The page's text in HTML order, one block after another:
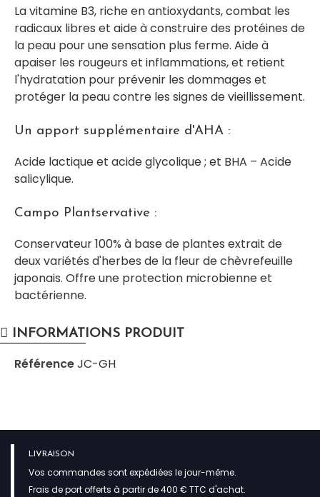
La vitamine B3, riche en antioxydants, combat les
radicaux libres et aide à construire des protéines de
la peau pour une sensation plus ferme. Aide à
apaiser les rougeurs et inflammations, et retient
l'hydratation pour prévenir les dommages et
protéger la peau contre les signes de vieillissement.
Un apport supplémentaire d'AHA :
Acide lactique et acide glycolique ; et BHA – Acide
salicylique.
Campo Plantservative :
Conservateur 100% à base de plantes extrait de
deux variétés d'herbes de la fleur de chèvrefeuille
japonais. Offre une protection microbienne et
bactérienne.
INFORMATIONS PRODUIT
RéférenceJC-GH
LIVRAISON
Vos commandes sont expédiées le jour-même.
Frais de port offerts à partir de 400 € TTC d'achat.